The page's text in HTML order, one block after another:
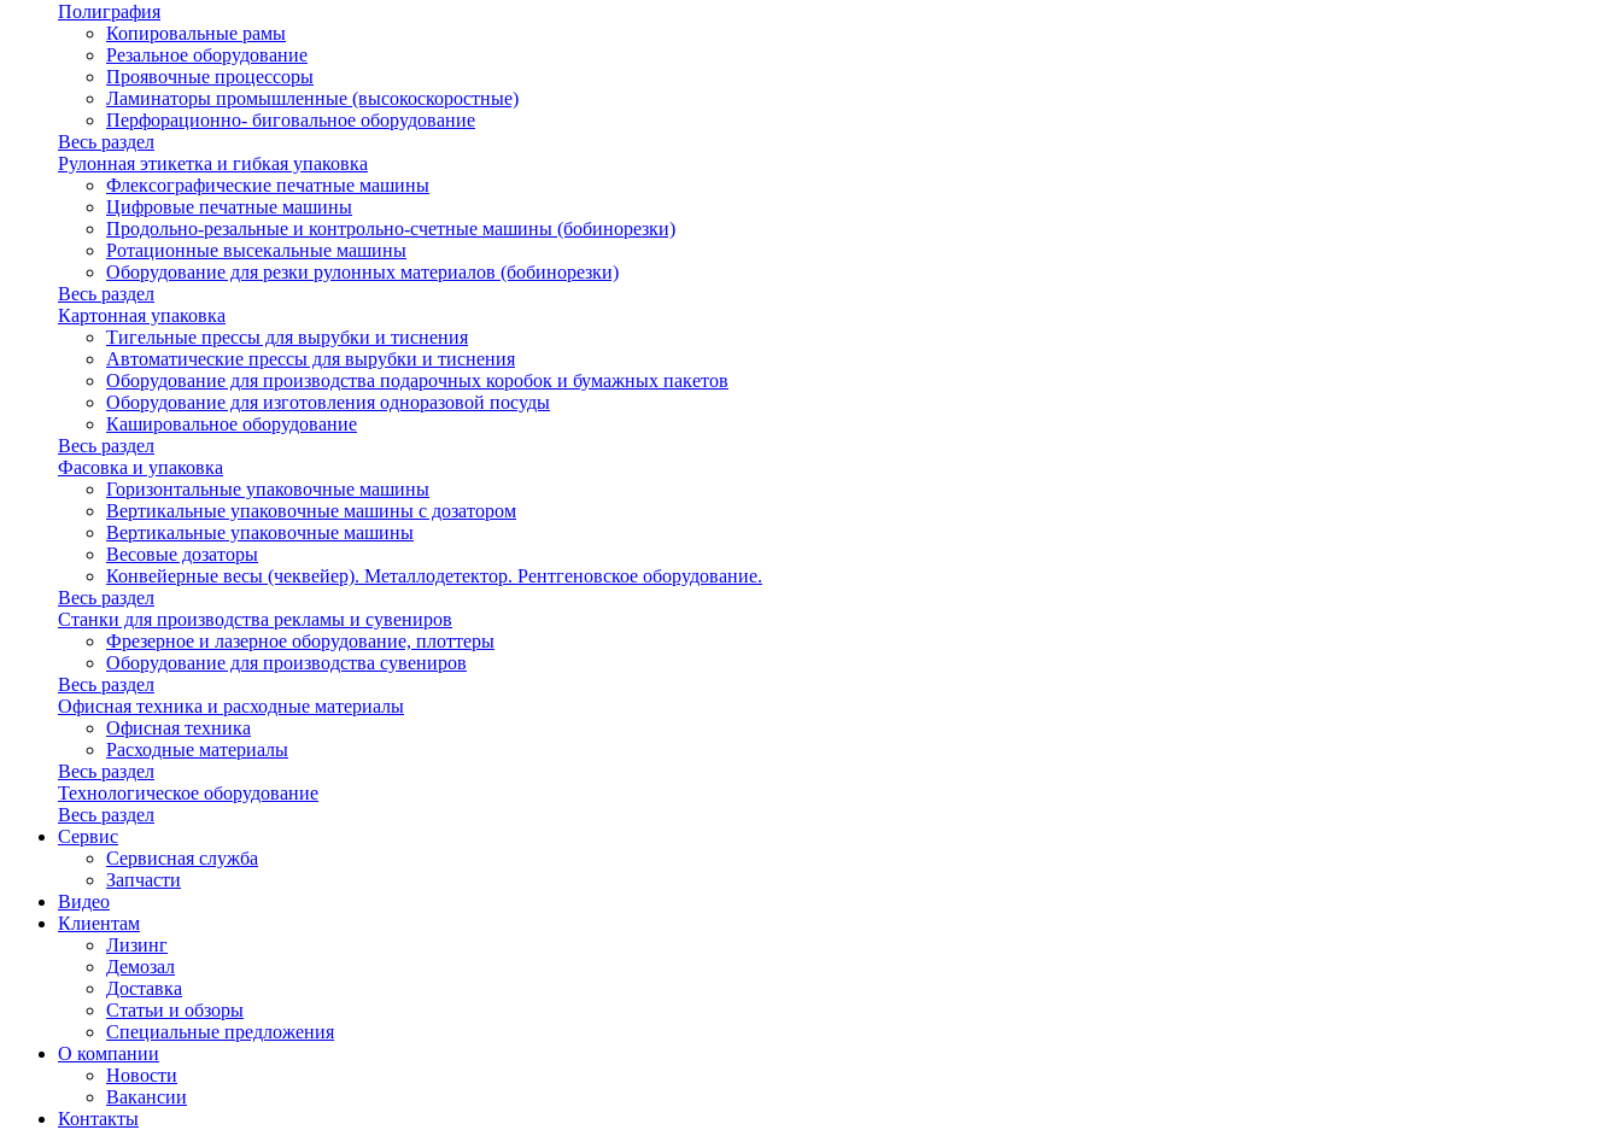
Полиграфия
Копировальные рамы
Резальное оборудование
Проявочные процессоры
Ламинаторы промышленные (высокоскоростные)
Перфорационно- биговальное оборудование
Весь раздел
Рулонная этикетка и гибкая упаковка
Флексографические печатные машины
Цифровые печатные машины
Продольно-резальные и контрольно-счетные машины (бобинорезки)
Ротационные высекальные машины
Оборудование для резки рулонных материалов (бобинорезки)
Весь раздел
Картонная упаковка
Тигельные прессы для вырубки и тиснения
Автоматические прессы для вырубки и тиснения
Оборудование для производства подарочных коробок и бумажных пакетов
Оборудование для изготовления одноразовой посуды
Кашировальное оборудование
Весь раздел
Фасовка и упаковка
Горизонтальные упаковочные машины
Вертикальные упаковочные машины с дозатором
Вертикальные упаковочные машины
Весовые дозаторы
Конвейерные весы (чеквейер). Металлодетектор. Рентгеновское оборудование.
Весь раздел
Станки для производства рекламы и сувениров
Фрезерное и лазерное оборудование, плоттеры
Оборудование для производства сувениров
Весь раздел
Офисная техника и расходные материалы
Офисная техника
Расходные материалы
Весь раздел
Технологическое оборудование
Весь раздел
Сервис
Сервисная служба
Запчасти
Видео
Клиентам
Лизинг
Демозал
Доставка
Статьи и обзоры
Специальные предложения
О компании
Новости
Вакансии
Контакты